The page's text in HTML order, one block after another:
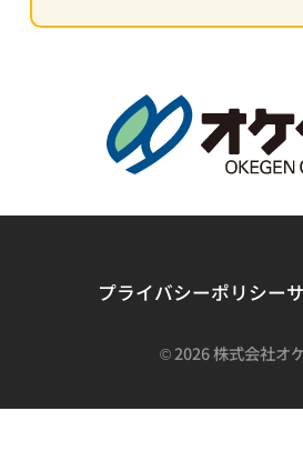
プライバシーポリシー
©2026 株式会社オ